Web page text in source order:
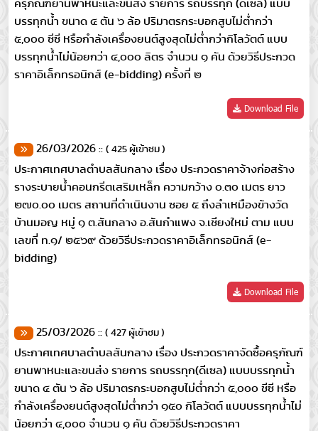
ครุภัณฑ์ยานพาหนะและขนส่ง รายการ รถบรรทุก (ดีเซล) แบบ
บรรทุกน้ำ ขนาด ๔ ตัน ๖ ล้อ ปริมาตรกระบอกสูบไม่ต่ำกว่า
๕,๐๐๐ ซีซี หรือกำลังเครื่องยนต์สูงสุดไม่ต่ำกว่ากิโลวัตต์ แบบ
บรรทุกน้ำไม่น้อยกว่า ๔,๐๐๐ ลิตร จำนวน ๑ คัน ด้วยวิธีประกวด
ราคาอิเล็กทรอนิกส์ (e-bidding) ครั้งที่ ๒
Download File
26/03/2026 :: ( 425 ผู้เข้าชม )
ประกาศเทศบาลตำบลสันกลาง เรื่อง ประกวดราคาจ้างก่อสร้าง
รางระบายน้ำคอนกรีตเสริมเหล็ก ความกว้าง ๐.๓๐ เมตร ยาว
๒๗๐.๐๐ เมตร สถานที่ดำเนินงาน ซอย ๕ ถึงลำเหมืองข้างวัด
บ้านมอญ หมู่ ๑ ต.สันกลาง อ.สันกำแพง จ.เชียงใหม่ ตาม แบบ
เลขที่ ท.๑/ ๒๕๖๙ ด้วยวิธีประกวดราคาอิเล็กทรอนิกส์ (e-
bidding)
Download File
25/03/2026 :: ( 427 ผู้เข้าชม )
ประกาศเทศบาลตำบลสันกลาง เรื่อง ประกวดราคาจัดซื้อครุภัณฑ์
ยานพาหนะและขนส่ง รายการ รถบรรทุก(ดีเซล) แบบบรรทุกน้ำ
ขนาด ๔ ตัน ๖ ล้อ ปริมาตรกระบอกสูบไม่ต่ำกว่า ๕,๐๐๐ ชีซี หรือ
กำลังเครื่องยนต์สูงสุดไม่ต่ำกว่า ๑๕๐ กิโลวัตต์ แบบบรรทุกน้ำไม่
น้อยกว่า ๔,๐๐๐ จำนวน ๑ คัน ด้วยวิธีประกวดราคา